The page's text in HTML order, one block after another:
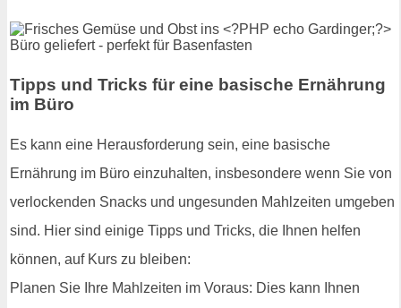
Tipps und Tricks für eine basische Ernährung
im Büro
Es kann eine Herausforderung sein, eine basische
Ernährung im Büro einzuhalten, insbesondere wenn Sie von
verlockenden Snacks und ungesunden Mahlzeiten umgeben
sind. Hier sind einige Tipps und Tricks, die Ihnen helfen
können, auf Kurs zu bleiben:
Planen Sie Ihre Mahlzeiten im Voraus: Dies kann Ihnen